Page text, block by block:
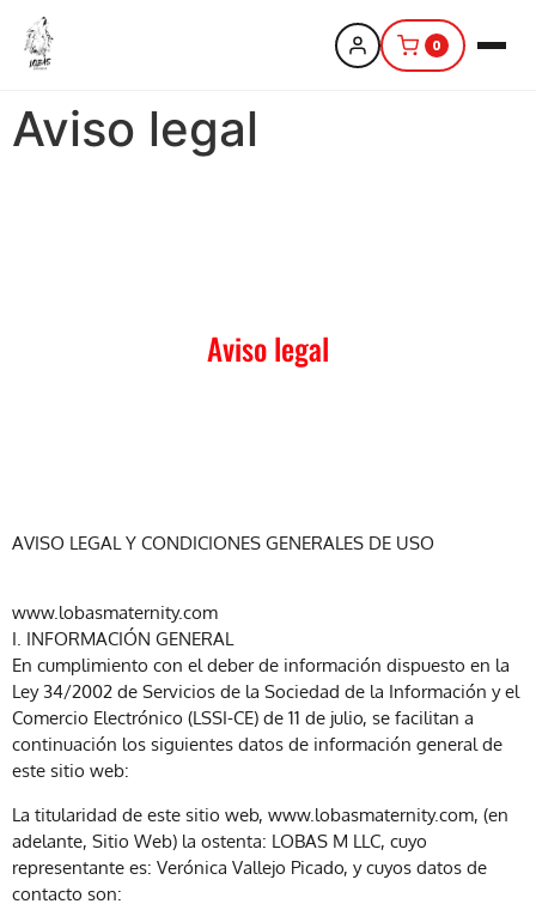
0
Aviso legal
Aviso legal
AVISO LEGAL Y CONDICIONES GENERALES DE USO
www.lobasmaternity.com
I. INFORMACIÓN GENERAL
En cumplimiento con el deber de información dispuesto en la
Ley 34/2002 de Servicios de la Sociedad de la Información y el
Comercio Electrónico (LSSI-CE) de 11 de julio, se facilitan a
continuación los siguientes datos de información general de
este sitio web:
La titularidad de este sitio web, www.lobasmaternity.com, (en
adelante, Sitio Web) la ostenta: LOBAS M LLC, cuyo
representante es: Verónica Vallejo Picado, y cuyos datos de
contacto son: